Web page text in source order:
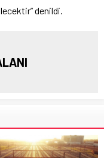
denildi.